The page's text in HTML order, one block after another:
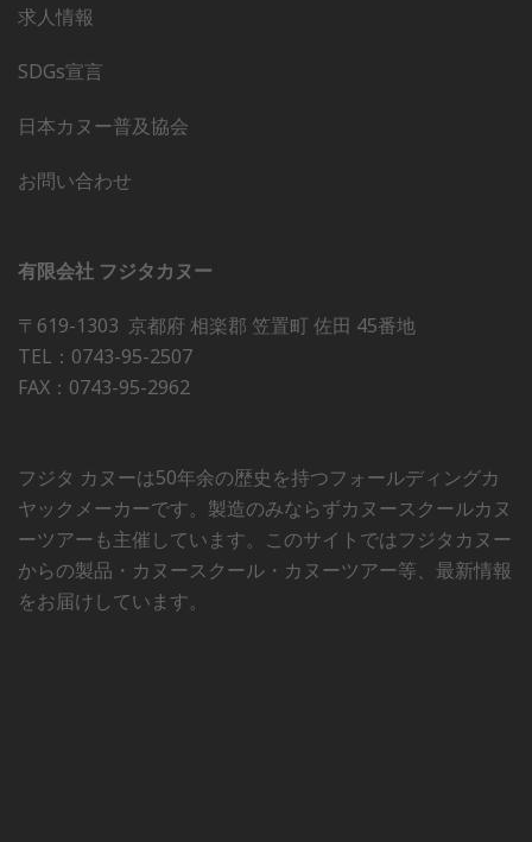
求人情報
SDGs宣言
日本カヌー普及協会
お問い合わせ
有限会社 フジタカヌー
〒619-1303 京都府 相楽郡 笠置町 佐田 45番地
TEL：0743-95-2507
FAX：0743-95-2962
フジタ カヌーは50年余の歴史を持つフォールディングカ
ヤックメーカーです。製造のみならずカヌースクールカヌ
ーツアーも主催しています。このサイトではフジタカヌー
からの製品・カヌースクール・カヌーツアー等、最新情報
をお届けしています。